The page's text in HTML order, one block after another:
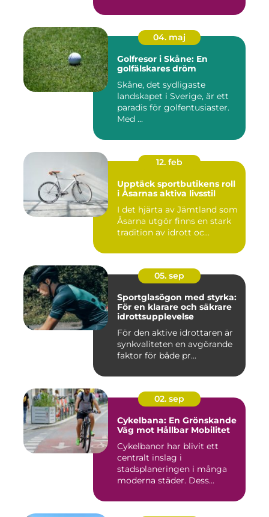
04. maj
Golfresor i Skåne: En
golfälskares dröm
Skåne, det sydligaste
landskapet i Sverige, är ett
paradis för golfentusiaster.
Med ...
12. feb
Upptäck sportbutikens roll
i Åsarnas aktiva livsstil
I det hjärta av Jämtland som
Åsarna utgör finns en stark
tradition av idrott oc...
05. sep
Sportglasögon med styrka:
För en klarare och säkrare
idrottsupplevelse
För den aktive idrottaren är
synkvaliteten en avgörande
faktor för både pr...
02. sep
Cykelbana: En Grönskande
Väg mot Hållbar Mobilitet
Cykelbanor har blivit ett
centralt inslag i
stadsplaneringen i många
moderna städer. Dess...